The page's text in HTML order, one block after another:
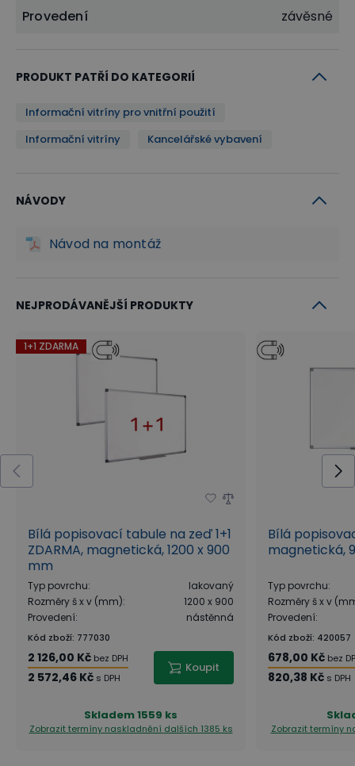
Provedení závěsné
PRODUKT PATŘÍ DO KATEGORIÍ
Informační vitríny pro vnitřní použití
Informační vitríny
Kancelářské vybavení
NÁVODY
Návod na montáž
NEJPRODÁVANĚJŠÍ PRODUKTY
1+1 ZDARMA
Bílá popisovací tabule na zeď 1+1
ZDARMA, magnetická, 1200 x 900
mm
Typ povrchu:
lakovaný
Rozměry š x v (mm):
1200 x 900
Provedení: nástěnná
Kód zboží: 777030
2 126,00 Kč bez DPH
2 572,46 Kč s DPH
Koupit
Skladem1559 ks
Zobrazit termíny naskladnění dalších 1385 ks
Bílá
magnetická,
Typ povrchu:
Rozměry š x v
Provedení:
Kód zboží: 420057
678,00 Kč bez
820,38 Kč s DPH
Zobrazit termíny